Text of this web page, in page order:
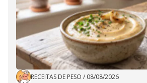
RECEITAS DE PESO / 08/08/2026